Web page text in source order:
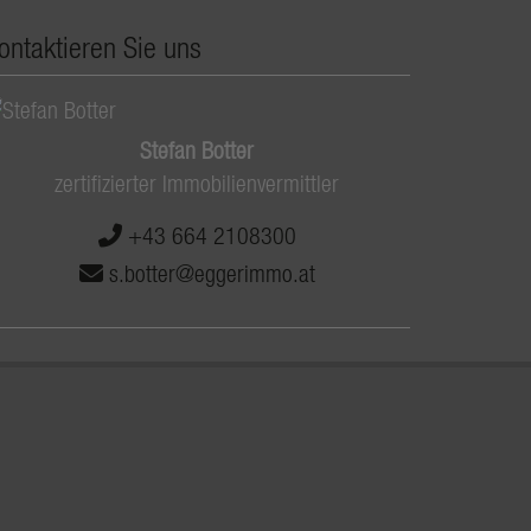
Sie uns
Stefan Botter
zertifizierter Immobilienvermittler
+43 664 2108300
s.botter@eggerimmo.at